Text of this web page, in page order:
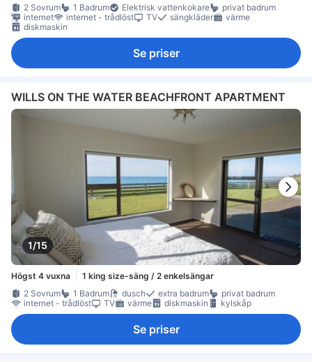
2 Sovrum
1 Badrum Elektrisk vattenkokare
privat badrum
internet
internet - trådlöst TV sängkläder
värme
diskmaskin
Se priser
WILLS ON THE WATER BEACHFRONT APARTMENT
1/15
Högst 4 vuxna
1 king size-säng / 2 enkelsängar
2 Sovrum
1 Badrum dusch extra badrum
privat badrum
internet - trådlöst
TV värme diskmaskin kylskåp
Se priser